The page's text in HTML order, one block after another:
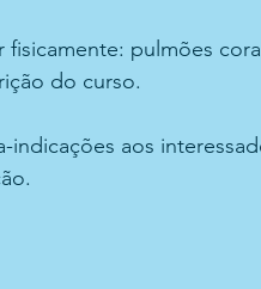
pulmões
do curso.
indicações aos